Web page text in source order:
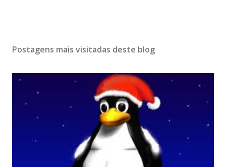
Postagens mais visitadas deste blog